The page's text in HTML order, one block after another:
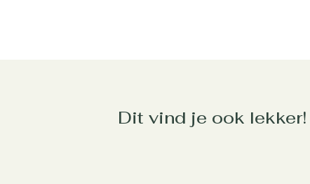
Dit vind je ook lekker!